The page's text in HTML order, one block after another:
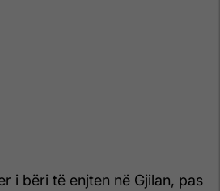
i bëri të enjten në Gjilan, pas